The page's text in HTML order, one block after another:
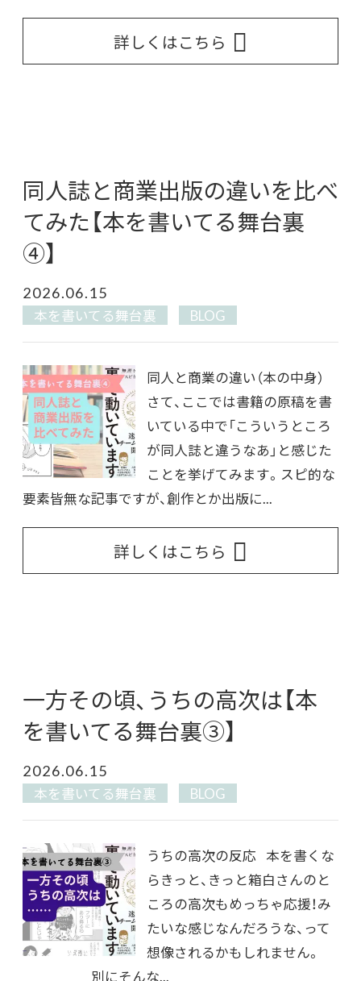
詳しくはこちら
同人誌と商業出版の違いを比べ
てみた【本を書いてる舞台裏
④】
2026.06.15
本を書いてる舞台裏 BLOG
同人と商業の違い（本の中身）
さて、ここでは書籍の原稿を書
いている中で「こういうところ
が同人誌と違うなあ」と感じた
ことを挙げてみます。スピ的な
要素皆無な記事ですが、創作とか出版に...
詳しくはこちら
一方その頃、うちの高次は【本
を書いてる舞台裏③】
2026.06.15
本を書いてる舞台裏 BLOG
うちの高次の反応 本を書くな
らきっと、きっと箱白さんのと
ころの高次もめっちゃ応援！み
たいな感じなんだろうな、って
想像されるかもしれません。
＿＿＿＿＿別にそんな...